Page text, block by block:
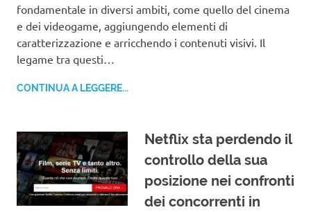
fondamentale in diversi ambiti, come quello del cinema
e dei videogame, aggiungendo elementi di
caratterizzazione e arricchendo i contenuti visivi. Il
legame tra questi…
CONTINUA A LEGGERE...
Netflix sta perdendo il
controllo della sua
posizione nei confronti
dei concorrenti in